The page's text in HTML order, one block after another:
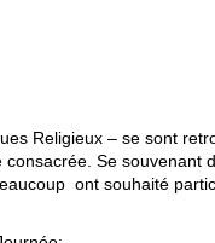
Religieux – se sont
Se souvenant
ont souhaité